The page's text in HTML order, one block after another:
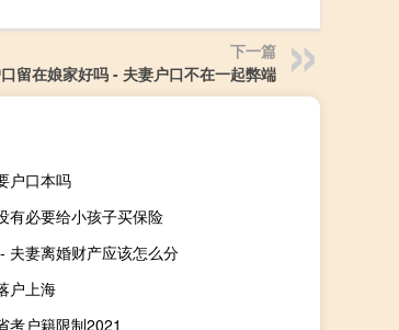
下一篇
留在娘家好吗 - 夫妻户口不在一起弊端
户口本吗
有必要给小孩子买保险
夫妻离婚财产应该怎么分
户上海
考户籍限制2021